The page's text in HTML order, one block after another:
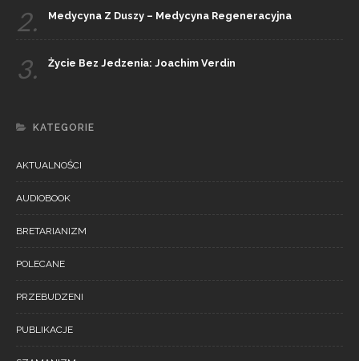
2. Medycyna Z Duszy – Medycyna Regeneracyjna
3. Życie Bez Jedzenia: Joachim Verdin
KATEGORIE
AKTUALNOŚCI
AUDIOBOOK
BRETARIANIZM
POLECANE
PRZEBUDZENI
PUBLIKACJE